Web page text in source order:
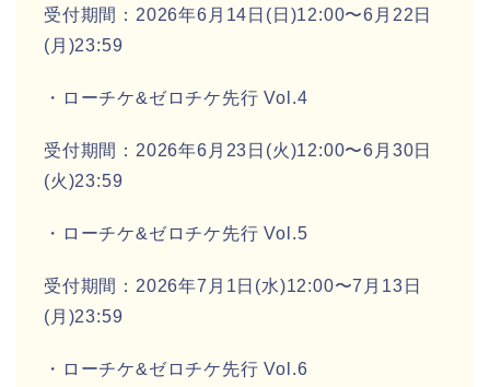
受付期間：2026年6月14日(日)12:00〜6月22日
(月)23:59
・ローチケ&ゼロチケ先行 Vol.4
受付期間：2026年6月23日(火)12:00〜6月30日
(火)23:59
・ローチケ&ゼロチケ先行 Vol.5
受付期間：2026年7月1日(水)12:00〜7月13日
(月)23:59
・ローチケ&ゼロチケ先行 Vol.6